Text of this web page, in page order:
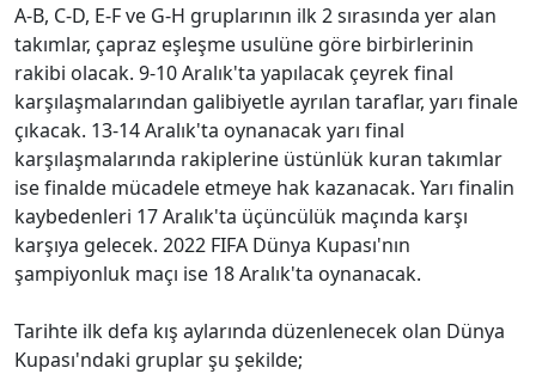
A-B, C-D, E-F ve G-H gruplarının ilk 2 sırasında yer alan
takımlar, çapraz eşleşme usulüne göre birbirlerinin
rakibi olacak. 9-10 Aralık'ta yapılacak çeyrek final
karşılaşmalarından galibiyetle ayrılan taraflar, yarı finale
çıkacak. 13-14 Aralık'ta oynanacak yarı final
karşılaşmalarında rakiplerine üstünlük kuran takımlar
ise finalde mücadele etmeye hak kazanacak. Yarı finalin
kaybedenleri 17 Aralık'ta üçüncülük maçında karşı
karşıya gelecek. 2022 FIFA Dünya Kupası'nın
şampiyonluk maçı ise 18 Aralık'ta oynanacak.
Tarihte ilk defa kış aylarında düzenlenecek olan Dünya
Kupası'ndaki gruplar şu şekilde;